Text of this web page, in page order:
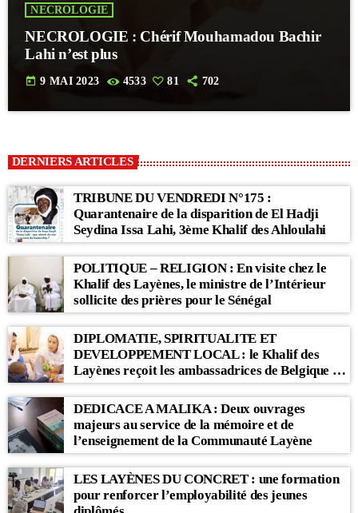
NECROLOGIE
NECROLOGIE : Chérif Mouhamadou Bachir
Lahi n’est plus
today 9 MAI 2023 4533 81 702
DERNIERS ARTICLES
TRIBUNE DU VENDREDI N°175 :
Quarantenaire de la disparition de El Hadji
Seydina Issa Lahi, 3ème Khalif des Ahloulahi
POLITIQUE – RELIGION : En visite chez le
Khalif des Layènes, le ministre de l’Intérieur
sollicite des prières pour le Sénégal
DIPLOMATIE, SPIRITUALITE ET
DEVELOPPEMENT LOCAL : le Khalif des
Layènes reçoit les ambassadrices de Belgique et
des Pays-Bas
DEDICACE A MALIKA : Deux ouvrages
majeurs au service de la mémoire et de
l’enseignement de la Communauté Layène
LES LAYÈNES DU CONCRET : une formation
pour renforcer l’employabilité des jeunes